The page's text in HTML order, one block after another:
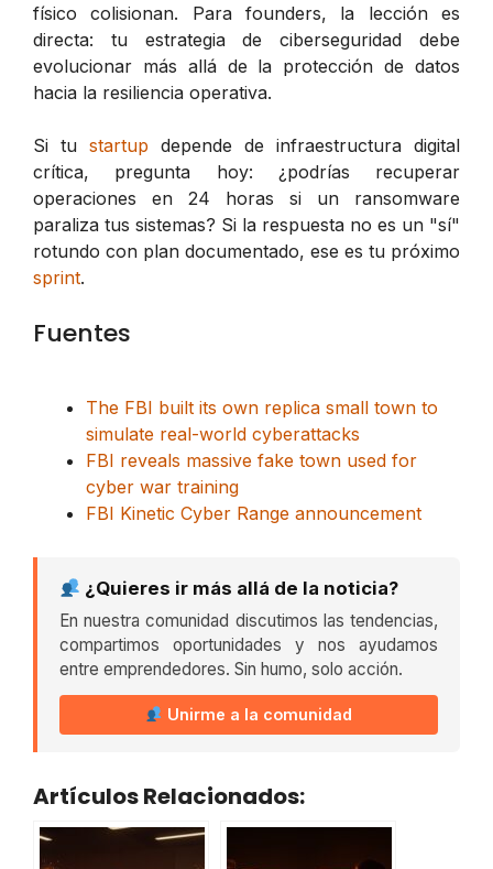
físico colisionan. Para founders, la lección es
directa: tu estrategia de ciberseguridad debe
evolucionar más allá de la protección de datos
hacia la resiliencia operativa.
Si tu startup depende de infraestructura digital
crítica, pregunta hoy: ¿podrías recuperar
operaciones en 24 horas si un ransomware
paraliza tus sistemas? Si la respuesta no es un "sí"
rotundo con plan documentado, ese es tu próximo
sprint.
Fuentes
The FBI built its own replica small town to
simulate real-world cyberattacks
FBI reveals massive fake town used for
cyber war training
FBI Kinetic Cyber Range announcement
¿Quieres ir más allá de la noticia?
En nuestra comunidad discutimos las tendencias,
compartimos oportunidades y nos ayudamos
entre emprendedores. Sin humo, solo acción.
Unirme a la comunidad
Artículos Relacionados: